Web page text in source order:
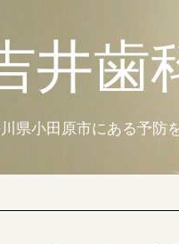
井歯
県小田原市にある予防